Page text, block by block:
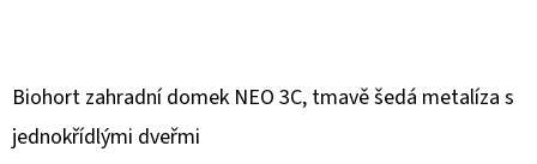
Biohort zahradní domek NEO 3C, tmavě šedá metalíza s
jednokřídlými dveřmi